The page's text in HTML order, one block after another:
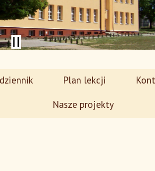
Plan lekcji
Nasze projekty